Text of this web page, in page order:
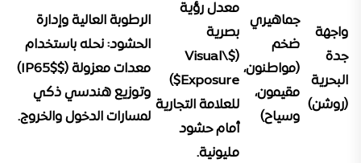
واجهة
جدة
البحرية
(روشن)
جماهيري
ضخم
(مواطنون،
مقيمون،
وسياح)
معدل رؤية
بصرية
($Visual\
Exposure$)
للعلامة التجارية
أمام حشود
مليونية.
الرطوبة العالية وإدارة
الحشود: نحله باستخدام
معدات معزولة ($IP65$)
وتوزيع هندسي ذكي
لمسارات الدخول والخروج.